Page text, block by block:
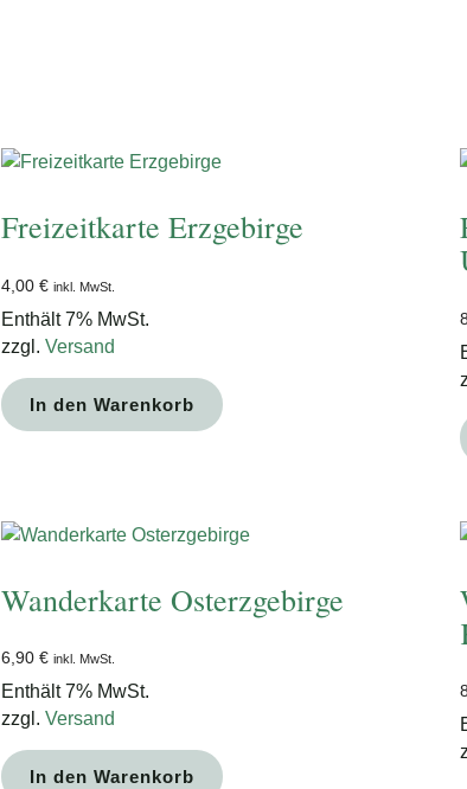
Freizeitkarte Erzgebirge
4,00 € inkl. MwSt.
Enthält 7% MwSt.
zzgl. Versand
In den Warenkorb
Wanderkarte Osterzgebirge
6,90 € inkl. MwSt.
Enthält 7% MwSt.
zzgl. Versand
In den Warenkorb